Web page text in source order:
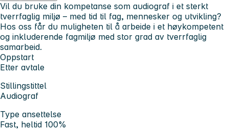
Vil du bruke din kompetanse som audiograf i et sterkt
tverrfaglig miljø – med tid til fag, mennesker og utvikling?
Hos oss får du muligheten til å arbeide i et høykompetent
og inkluderende fagmiljø med stor grad av tverrfaglig
samarbeid.
Oppstart
Etter avtale
Stillingstittel
Audiograf
Type ansettelse
Fast, heltid 100%